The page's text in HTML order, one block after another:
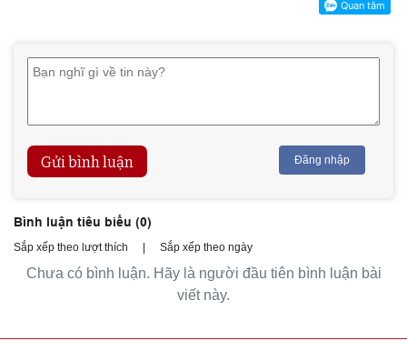
Gửi bình luận Đăng nhập
Bình luận tiêu biểu (0)
Sắp xếp theo lượt thích Sắp xếp theo ngày
Chưa có bình luận. Hãy là người đầu tiên bình luận bài
viết này.